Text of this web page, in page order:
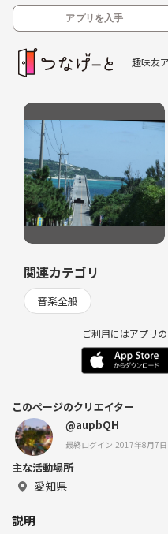
アプリを入手
趣味友
関連カテゴリ
音楽全般
ご利用にはアプリ
このページのクリエイター
@aupbQH
最終ログイン:2017年8月7
主な活動場所
愛知県
説明